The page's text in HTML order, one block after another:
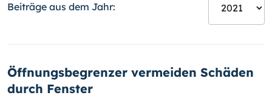
Beiträge aus dem Jahr:
Öffnungsbegrenzer vermeiden Schäden
durch Fenster